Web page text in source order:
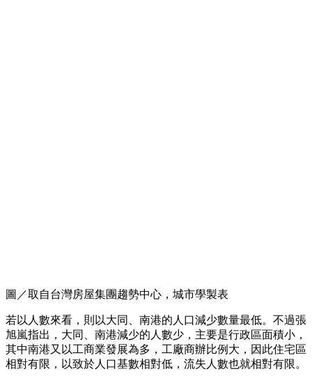
圖／取自台灣房屋集團趨勢中心，城市學製表
若以人數來看，則以大同、南港的人口減少數量最低。不過張
旭嵐指出，大同、南港減少的人數少，主要是行政區面積小，
其中南港又以工商業發展為多，工廠商辦比例大，因此住宅區
相對有限，以致於人口基數相對低，流失人數也就相對有限。